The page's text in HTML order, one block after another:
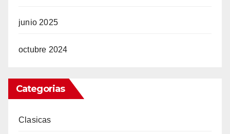
junio 2025
octubre 2024
Categorias
Clasicas